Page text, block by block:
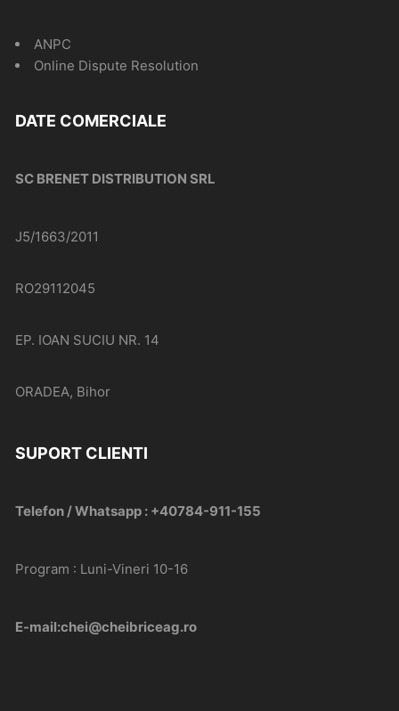
ANPC
Online Dispute Resolution
DATE COMERCIALE
SC BRENET DISTRIBUTION SRL
J5/1663/2011
RO29112045
EP. IOAN SUCIU NR. 14
ORADEA, Bihor
SUPORT CLIENTI
Telefon / Whatsapp : +40784-911-155
Program : Luni-Vineri 10-16
E-mail:chei@cheibriceag.ro